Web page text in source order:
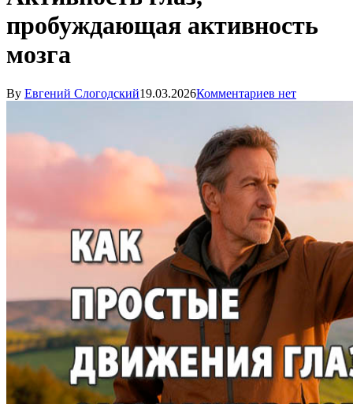
пробуждающая активность
мозга
By Евгений Слогодский19.03.2026Комментариев нет